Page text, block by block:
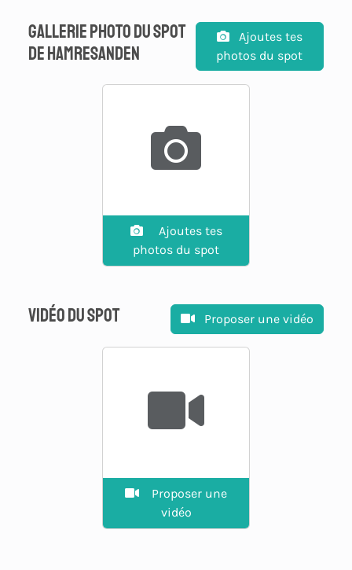
Gallerie photo du spot
de hamresanden
Ajoutes tes
photos du spot
Ajoutes tes
photos du spot
Vidéo du spot Proposer une vidéo
Proposer une
vidéo